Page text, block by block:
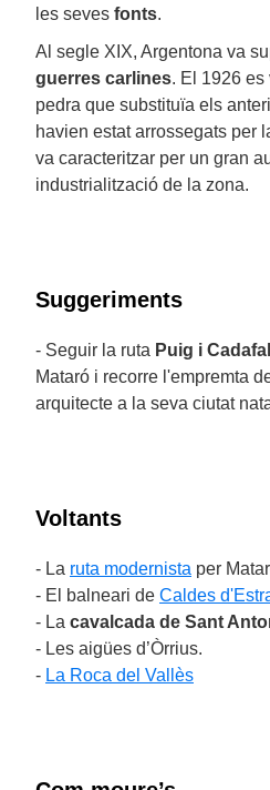
les seves fonts.
Al segle XIX, Argentona va
guerres carlines. El 1926 es
pedra que substituïa els
havien estat arrossegats per
va caracteritzar per un gran
industrialització de la zona.
Suggeriments
- Seguir la ruta Puig i
Mataró i recorre l'empremta
arquitecte a la seva ciutat
Voltants
- La ruta modernista per
- El balneari de Caldes
- La cavalcada de Sant
- Les aigües d’Òrrius.
- La Roca del Vallès